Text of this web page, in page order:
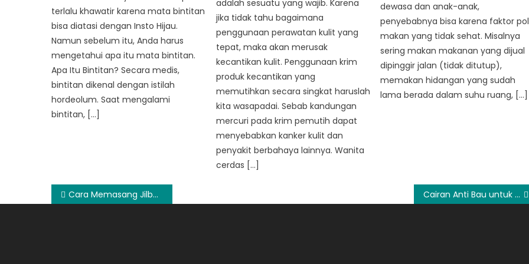
terlalu khawatir karena mata bintitan
bisa diatasi dengan Insto Hijau.
Namun sebelum itu, Anda harus
mengetahui apa itu mata bintitan.
Apa Itu Bintitan? Secara medis,
bintitan dikenal dengan istilah
hordeolum. Saat mengalami
bintitan, […]
adalah sesuatu yang wajib. Karena
jika tidak tahu bagaimana
penggunaan perawatan kulit yang
tepat, maka akan merusak
kecantikan kulit. Penggunaan krim
produk kecantikan yang
memutihkan secara singkat haruslah
kita wasapadai. Sebab kandungan
mercuri pada krim pemutih dapat
menyebabkan kanker kulit dan
penyakit berbahaya lainnya. Wanita
cerdas […]
dewasa dan anak-anak,
penyebabnya bisa karena faktor
makan yang tidak sehat. Misalnya
sering makan makanan yang dijual
dipinggir jalan (tidak ditutup),
memakan hidangan yang sudah
lama berada dalam suhu ruang, […]
Post
Cara Memasang Jilbab Mudah dengan Berbagai Gaya Cairan Anti Bau untuk Piring dan Tidak Membuat Tangan Kasar